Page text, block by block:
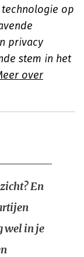
op
privacy
stem in het
over
En
wel in je